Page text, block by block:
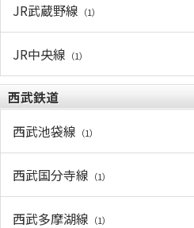
JR武蔵野線 （1）
JR中央線 （1）
西武鉄道
西武池袋線 （1）
西武国分寺線 （1）
西武多摩湖線 （1）